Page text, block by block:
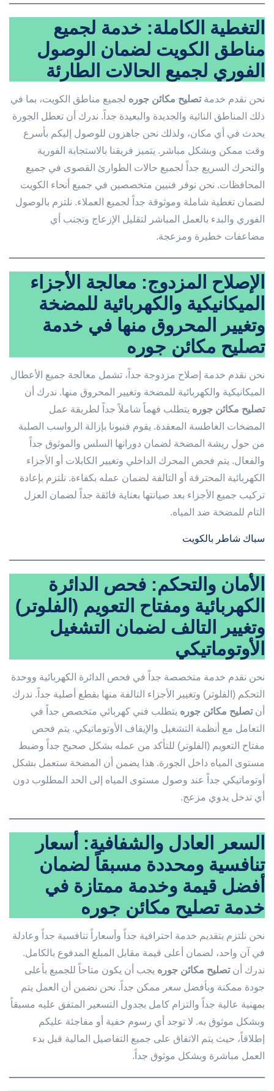
التغطية الكاملة: خدمة لجميع
مناطق الكويت لضمان الوصول
الفوري لجميع الحالات الطارئة
نحن نقدم خدمةتصليح مكائن جوره لجميع مناطق الكويت، بما في
ذلك المناطق النائية والجديدة والبعيدة جداً. ندرك أن تعطل الجورة
يحدث في أي مكان، ولذلك نحن جاهزون للوصول إليكم بأسرع
وقت ممكن وبشكل مباشر. يتميز فريقنا بالاستجابة الفورية
والتحرك السريع جداً لجميع حالات الطوارئ القصوى في جميع
المحافظات. نحن نوفر فنيين متخصصين في جميع أنحاء الكويت
لضمان تغطية شاملة وموثوقة جداً لجميع العملاء. نلتزم بالوصول
الفوري والبدء بالعمل المباشر لتقليل الإزعاج وتجنب أي
مضاعفات خطيرة ومزعجة.
الإصلاح المزدوج: معالجة الأجزاء
الميكانيكية والكهربائية للمضخة
وتغيير المحروق منها في خدمة
تصليح مكائن جوره
نحن نقدم خدمة إصلاح مزدوجة جداً، تشمل معالجة جميع الأعطال
الميكانيكية والكهربائية للمضخة وتغيير المحروق منها. ندرك أن
تصليح مكائن جوره يتطلب فهماً شاملاً جداً لطريقة عمل
المضخات الغاطسة المعقدة. يقوم فنيونا بإزالة الرواسب الصلبة
من حول ريشة المضخة لضمان دورانها السلس والموثوق جداً
والفعال. يتم فحص المحرك الداخلي وتغيير الكابلات أو الأجزاء
الكهربائية المحترقة أو التالفة لضمان عمله بكفاءة. نلتزم بإعادة
تركيب جميع الأجزاء بعد صيانتها بعناية فائقة جداً لضمان العزل
التام للمضخة ضد المياه.
سباك شاطر بالكويت
الأمان والتحكم: فحص الدائرة
الكهربائية ومفتاح التعويم (الفلوتر)
وتغيير التالف لضمان التشغيل
الأوتوماتيكي
نحن نقدم خدمة متخصصة جداً في فحص الدائرة الكهربائية ووحدة
التحكم (الفلوتر) وتغيير الأجزاء التالفة منها بقطع أصلية جداً. ندرك
أنتصليح مكائن جوره يتطلب فني كهربائي متخصص جداً في
التعامل مع أنظمة التشغيل والإيقاف الأوتوماتيكي. يتم فحص
مفتاح التعويم (الفلوتر) للتأكد من عمله بشكل صحيح جداً وضبط
مستوى المياه داخل الجورة. هذا يضمن أن المضخة ستعمل بشكل
أوتوماتيكي جداً عند وصول مستوى المياه إلى الحد المطلوب دون
أي تدخل يدوي مزعج.
السعر العادل والشفافية: أسعار
تنافسية ومحددة مسبقاً لضمان
أفضل قيمة وخدمة ممتازة في
خدمة تصليح مكائن جوره
نحن نلتزم بتقديم خدمة احترافية جداً وأسعاراً تنافسية جداً وعادلة
في آن واحد، لضمان أعلى قيمة مقابل المبلغ المدفوع بالكامل.
ندرك أنتصليح مكائن جوره يجب أن يكون متاحاً للجميع بأعلى
جودة ممكنة وبأفضل سعر ممكن جداً. نحن نضمن أن العمل يتم
بمهنية عالية جداً والتزام كامل بجدول التسعير المتفق عليه مسبقاً
وبشكل موثوق به. لا توجد أي رسوم خفية أو مفاجئة عليكم
إطلاقاً، حيث يتم الاتفاق على جميع التفاصيل المالية قبل بدء
العمل مباشرة وبشكل موثوق جداً.